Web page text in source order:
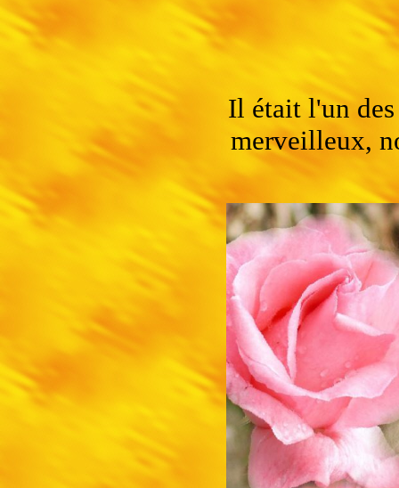
Il était l'un
merveilleux,